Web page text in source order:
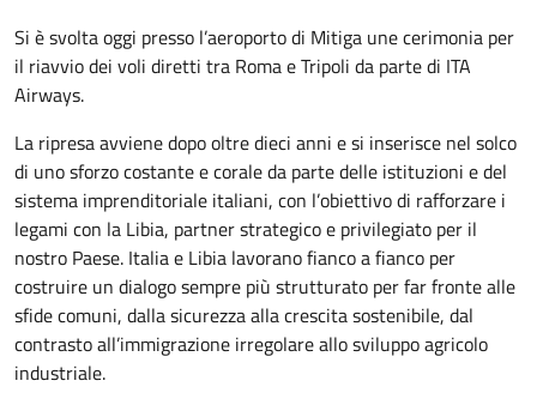
Si è svolta oggi presso l’aeroporto di Mitiga une cerimonia per
il riavvio dei voli diretti tra Roma e Tripoli da parte di ITA
Airways.
La ripresa avviene dopo oltre dieci anni e si inserisce nel solco
di uno sforzo costante e corale da parte delle istituzioni e del
sistema imprenditoriale italiani, con l’obiettivo di rafforzare i
legami con la Libia, partner strategico e privilegiato per il
nostro Paese. Italia e Libia lavorano fianco a fianco per
costruire un dialogo sempre più strutturato per far fronte alle
sfide comuni, dalla sicurezza alla crescita sostenibile, dal
contrasto all’immigrazione irregolare allo sviluppo agricolo
industriale.